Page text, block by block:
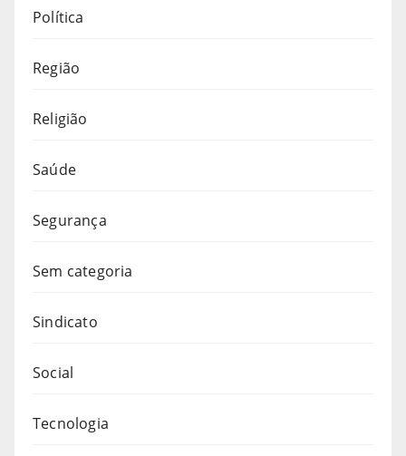
Política
Região
Religião
Saúde
Segurança
Sem categoria
Sindicato
Social
Tecnologia